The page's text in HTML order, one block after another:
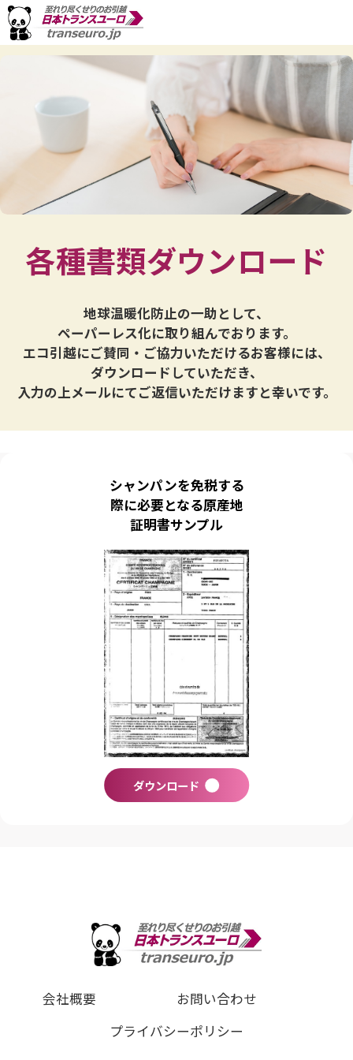
各種書類ダウンロード
地球温暖化防止の一助として、
ペーパーレス化に取り組んでおります。
エコ引越にご賛同・ご協力いただけるお客様には、
ダウンロードしていただき、
入力の上メールにてご返信いただけますと幸いです。
シャンパンを免税する
際に必要となる原産地
証明書サンプル
ダウンロード
会社概要
お問い合わせ
プライバシーポリシー